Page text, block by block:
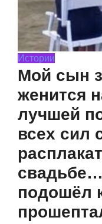
Истории
Мой сын
женится
лучшей
всех сил
подошёл